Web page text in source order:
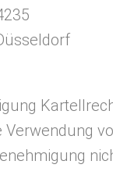
Verwendung